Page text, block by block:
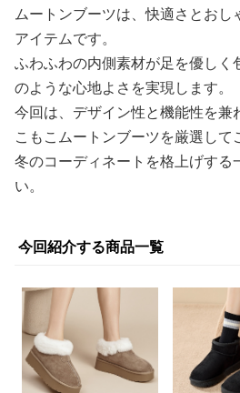
ムートンブーツは、快適さとおし
アイテムです。
ふわふわの内側素材が足を優しく
のような心地よさを実現します。
今回は、デザイン性と機能性を兼
こもこムートンブーツを厳選して
冬のコーディネートを格上げする
い。
今回紹介する商品一覧